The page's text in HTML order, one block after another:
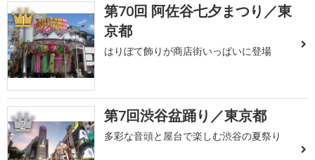
1
第70回 阿佐谷七夕まつり／東
京都
はりぼて飾りが商店街いっぱいに登場
2 第7回渋谷盆踊り／東京都
多彩な音頭と屋台で楽しむ渋谷の夏祭り